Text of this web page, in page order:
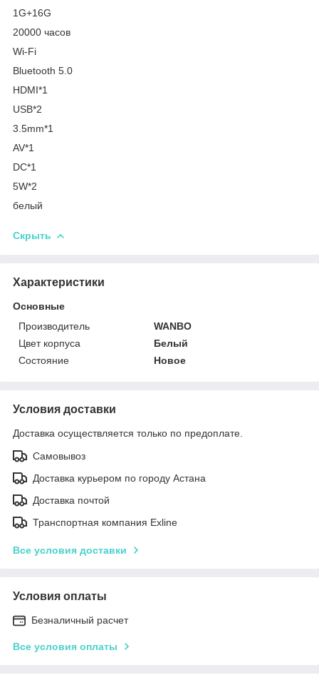
1G+16G
20000 часов
Wi-Fi
Bluetooth 5.0
HDMI*1
USB*2
3.5mm*1
AV*1
DC*1
5W*2
белый
Скрыть
Характеристики
Основные
Производитель
WANBO
Цвет корпуса
Белый
Состояние
Новое
Условия доставки
Доставка осуществляется только по предоплате.
Самовывоз
Доставка курьером по городу Астана
Доставка почтой
Транспортная компания Exline
Все условия доставки
Условия оплаты
Безналичный расчет
Все условия оплаты